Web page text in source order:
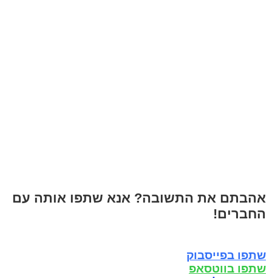
אהבתם את התשובה? אנא שתפו אותה עם
החברים!
שתפו בפייסבוק
שתפו בווטסאפ